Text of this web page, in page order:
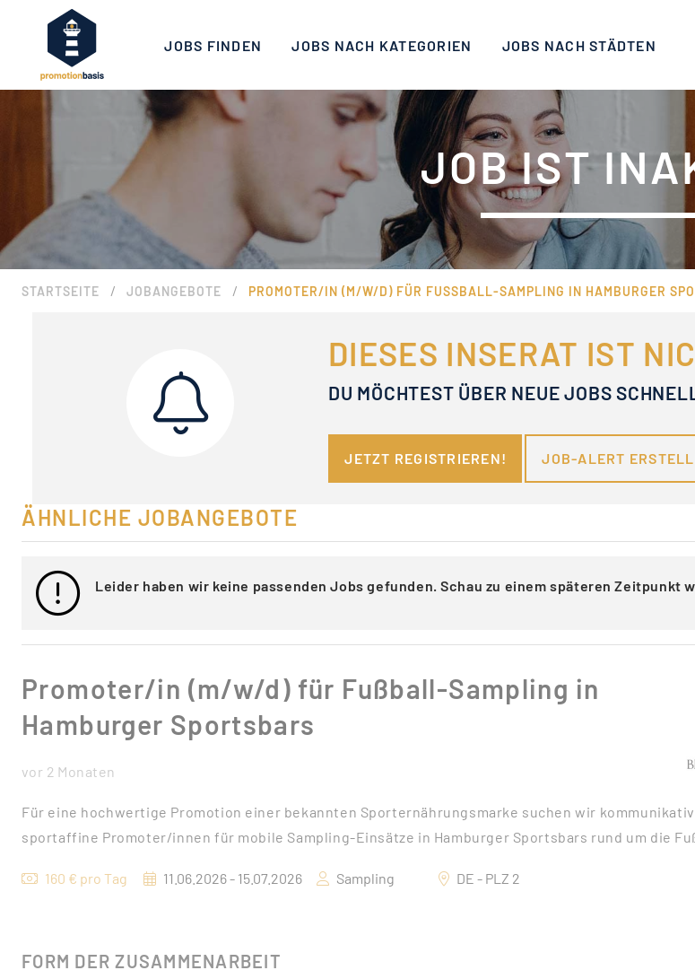
JOBS FINDEN JOBS NACH KATEGORIEN JOBS NACH STÄDTEN
JOB IST
STARTSEITE / JOBANGEBOTE / PROMOTER/IN (M/W/D) FÜR FUSSBALL-SAMPLING IN HAMBURGER
DIESES INSERAT IST
DU MÖCHTEST ÜBER NEUE JOBS
JETZT REGISTRIEREN! JOB-ALERT
ÄHNLICHE JOBANGEBOTE
Leider haben wir keine passenden Jobs gefunden. Schau zu einem späteren Zeitpunkt
Promoter/in (m/w/d) für Fußball-Sampling in
Hamburger Sportsbars
vor 2 Monaten
Für eine hochwertige Promotion einer bekannten Sporternährungsmarke suchen wir
sportaffine Promoter/innen für mobile Sampling-Einsätze in Hamburger Sportsbars rund um die
160 € pro Tag 11.06.2026 - 15.07.2026 Sampling DE - PLZ 2
FORM DER ZUSAMMENARBEIT